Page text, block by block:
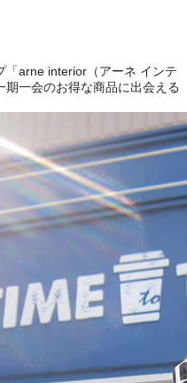
「arne interior（アーネ インテ
期一会のお得な商品に出会える